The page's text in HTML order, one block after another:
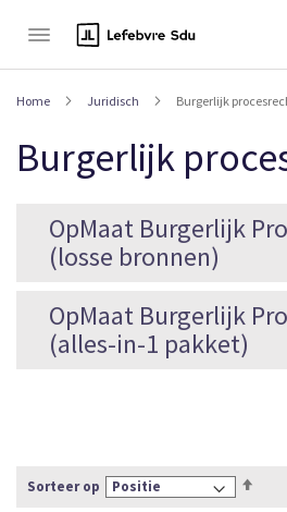
Home Juridisch Burgerlijk
Burgerlijk
OpMaat Burgerlijk
(losse bronnen)
OpMaat Burgerlijk
(alles-in-1 pakket)
Sorteer op